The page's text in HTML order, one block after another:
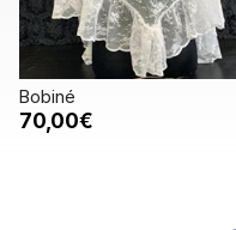
Bobiné
70,00€